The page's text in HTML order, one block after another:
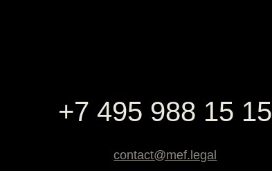
+7 495 988 15 15
contact@mef.legal